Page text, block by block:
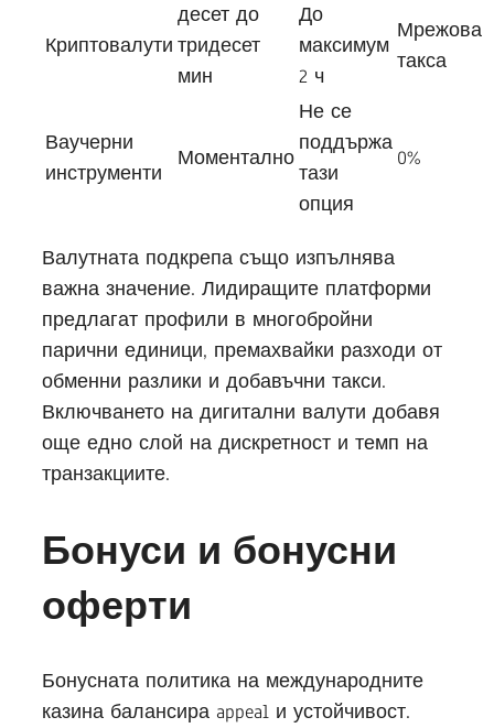
Криптовалути
десет до
тридесет
мин
До
максимум
2 ч
Мрежова
такса
Ваучерни
инструменти
Моментално
Не се
поддържа
тази
опция
0%
Валутната подкрепа също изпълнява
важна значение. Лидиращите платформи
предлагат профили в многобройни
парични единици, премахвайки разходи от
обменни разлики и добавъчни такси.
Включването на дигитални валути добавя
още едно слой на дискретност и темп на
транзакциите.
Бонуси и бонусни
оферти
Бонусната политика на международните
казина балансира appeal и устойчивост.